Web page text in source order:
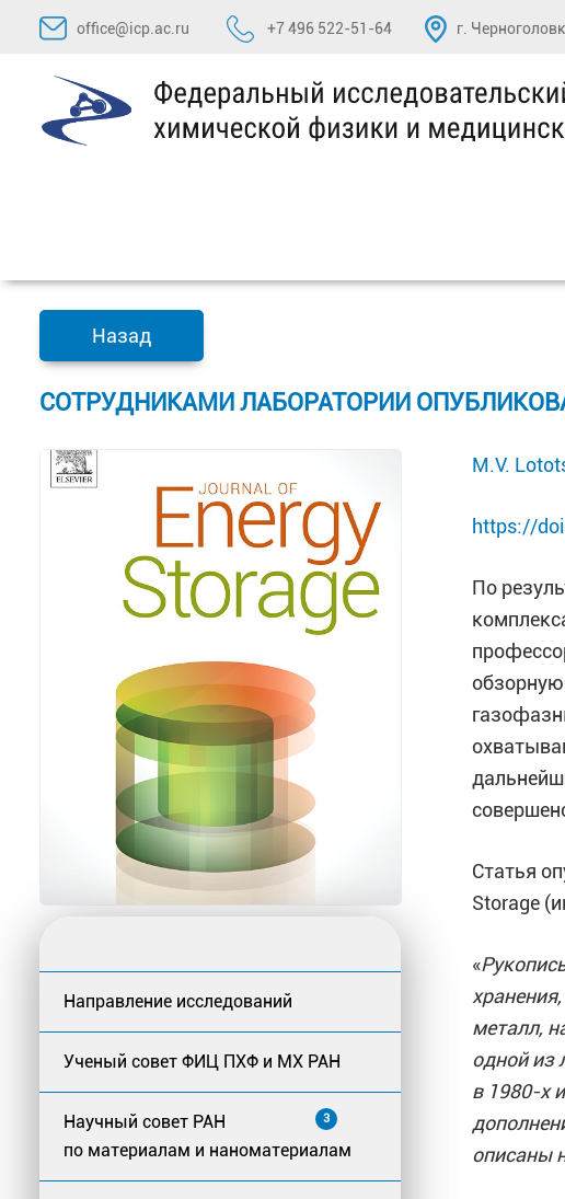
Перейти
содержимому
office@icp.ac.ru +7 496 522-51-64 г.
Назад
СОТРУДНИКАМИ ЛАБОРАТОРИИ
Направление исследований
Ученый совет ФИЦ ПХФ и МХ РАН
Научный совет РАН
по материалам и наноматериалам
3
M.V.
https://
По
Статья
Storage
«
металл,
одной из
в 1980-х
описаны